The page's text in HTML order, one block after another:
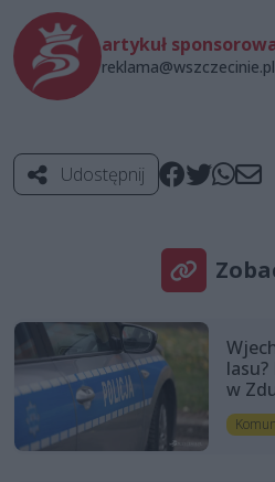
artykuł
reklama@wszczecinie.pl
Udostępnij
w